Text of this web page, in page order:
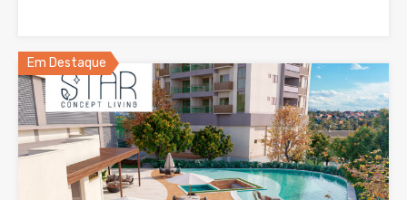
Em Destaque